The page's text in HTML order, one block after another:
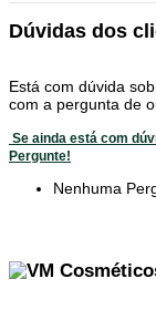
Dúvidas dos
Está com dúvida
com a pergunta de
Se ainda está com
Pergunte!
Nenhuma